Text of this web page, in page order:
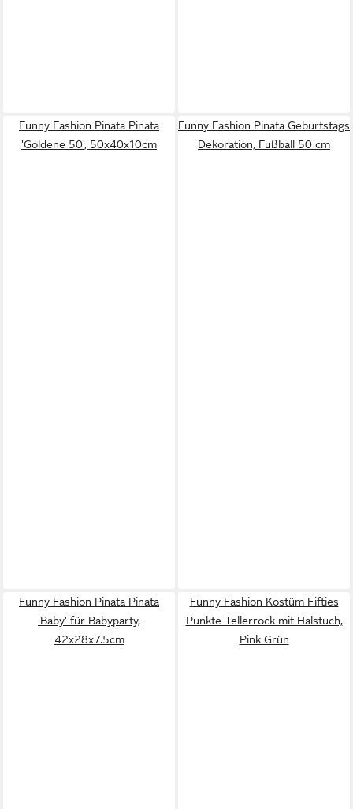
Funny Fashion Pinata Pinata
'Goldene 50', 50x40x10cm
Funny Fashion Pinata Geburtstags
Dekoration, Fußball 50 cm
Funny Fashion Pinata Pinata
'Baby' für Babyparty,
42x28x7.5cm
Funny Fashion Kostüm Fifties
Punkte Tellerrock mit Halstuch,
Pink Grün